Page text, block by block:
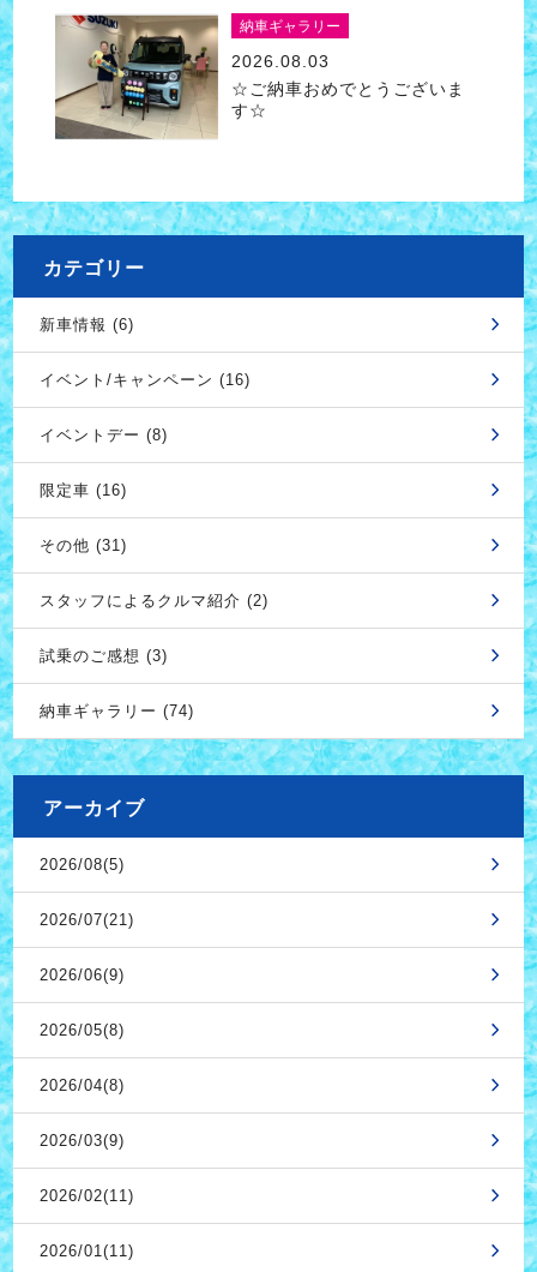
納車ギャラリー
2026.08.03
☆ご納車おめでとうございま
す☆
カテゴリー
新車情報 (6)
イベント/キャンペーン (16)
イベントデー (8)
限定車 (16)
その他 (31)
スタッフによるクルマ紹介 (2)
試乗のご感想 (3)
納車ギャラリー (74)
アーカイブ
2026/08(5)
2026/07(21)
2026/06(9)
2026/05(8)
2026/04(8)
2026/03(9)
2026/02(11)
2026/01(11)